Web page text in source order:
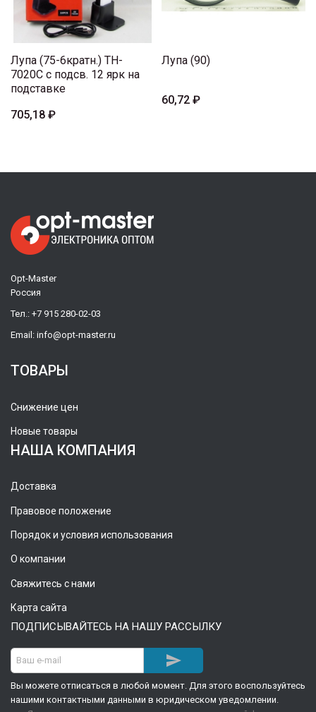
Лупа (75-6кратн.) TH-
7020C с подсв. 12 ярк на
подставке
705,18 ₽
Лупа (90)
60,72 ₽
Opt-Master
Россия
Тел.: +7 915 280-02-03
Email: info@opt-master.ru
ТОВАРЫ
Снижение цен
Новые товары
НАША КОМПАНИЯ
Доставка
Правовое положение
Порядок и условия использования
О компании
Свяжитесь с нами
Карта сайта
ПОДПИСЫВАЙТЕСЬ НА НАШУ РАССЫЛКУ

Вы можете отписаться в любой момент. Для этого воспользуйтесь
нашими контактными данными в юридическом уведомлении.